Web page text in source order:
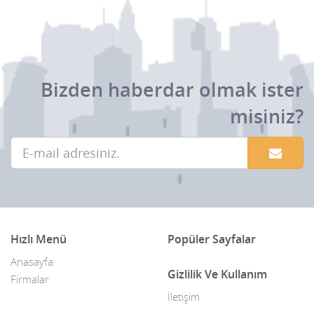
Bizden haberdar olmak ister
misiniz?
Hızlı Menü
Anasayfa
Firmalar
Popüler Sayfalar
Gizlilik Ve Kullanım
İletişim